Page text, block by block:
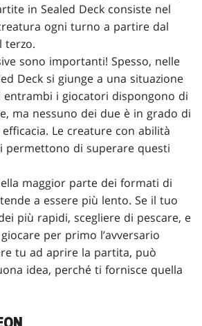
in Sealed Deck consiste nel
ogni turno a partire dal
terzo.
sono importanti! Spesso, nelle
Deck si giunge a una situazione
entrambi i giocatori dispongono di
ma nessuno dei due è in grado di
Le creature con abilità
permettono di superare questi
maggior parte dei formati di
a essere più lento. Se il tuo
più rapidi, scegliere di pescare, e
per primo l’avversario
tu ad aprire la partita, può
idea, perché ti fornisce quella